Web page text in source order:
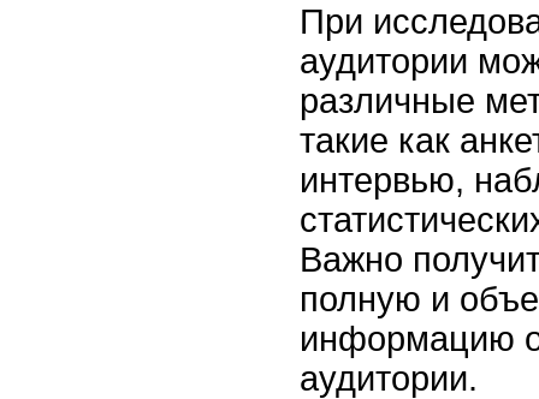
При
аудитории
различные
такие как
интервью,
Важно
полную и
информацию
аудитории.